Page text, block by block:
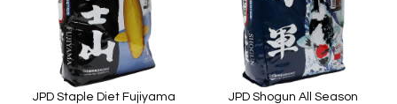
JPD Staple Diet Fujiyama JPD Shogun All Season